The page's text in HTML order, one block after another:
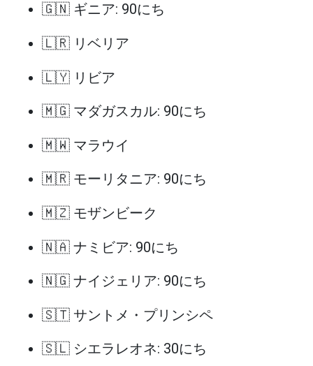
🇬🇳 ギニア: 90にち
🇱🇷 リベリア
🇱🇾 リビア
🇲🇬 マダガスカル: 90にち
🇲🇼 マラウイ
🇲🇷 モーリタニア: 90にち
🇲🇿 モザンビーク
🇳🇦 ナミビア: 90にち
🇳🇬 ナイジェリア: 90にち
🇸🇹 サントメ・プリンシペ
🇸🇱 シエラレオネ: 30にち